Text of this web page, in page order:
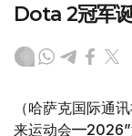
Dota 2冠军
（哈萨克国际通
来运动会—2026”